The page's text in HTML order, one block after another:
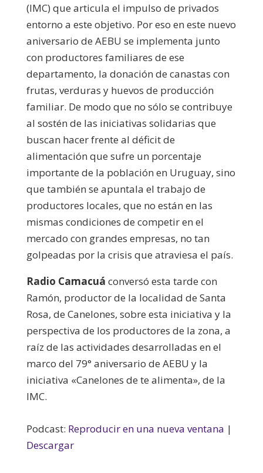
(IMC) que articula el impulso de privados
entorno a este objetivo. Por eso en este nuevo
aniversario de AEBU se implementa junto
con productores familiares de ese
departamento, la donación de canastas con
frutas, verduras y huevos de producción
familiar. De modo que no sólo se contribuye
al sostén de las iniciativas solidarias que
buscan hacer frente al déficit de
alimentación que sufre un porcentaje
importante de la población en Uruguay, sino
que también se apuntala el trabajo de
productores locales, que no están en las
mismas condiciones de competir en el
mercado con grandes empresas, no tan
golpeadas por la crisis que atraviesa el país.
Radio Camacuá conversó esta tarde con
Ramón, productor de la localidad de Santa
Rosa, de Canelones, sobre esta iniciativa y la
perspectiva de los productores de la zona, a
raíz de las actividades desarrolladas en el
marco del 79° aniversario de AEBU y la
iniciativa «Canelones de te alimenta», de la
IMC.
Podcast: Reproducir en una nueva ventana |
Descargar